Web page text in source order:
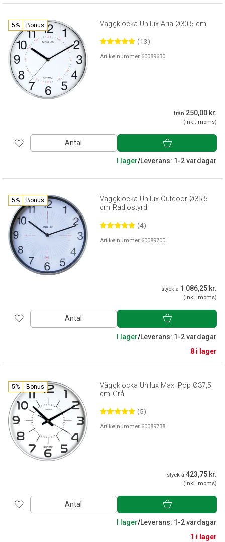
5% Bonus Väggklocka Unilux Aria Ø30,5 cm
(13)
Artikelnummer 60089630
från 250,00 kr.
(inkl. moms)
Antal
I lager/Leverans: 1-2 vardagar
5% Bonus
Väggklocka Unilux Outdoor Ø35,5
cm Radiostyrd
(4)
Artikelnummer 60089700
styck á 1 086,25 kr.
(inkl. moms)
Antal
I lager/Leverans: 1-2 vardagar
8 i lager
5% Bonus
Väggklocka Unilux Maxi Pop Ø37,5
cm Grå
(5)
Artikelnummer 60089738
styck á 423,75 kr.
(inkl. moms)
Antal
I lager/Leverans: 1-2 vardagar
1 i lager